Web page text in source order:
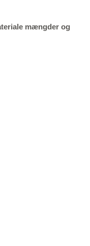
mængder og